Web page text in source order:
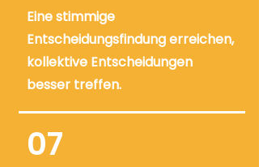
Eine stimmige
Entscheidungsfindung erreichen,
kollektive Entscheidungen
besser treffen.
07